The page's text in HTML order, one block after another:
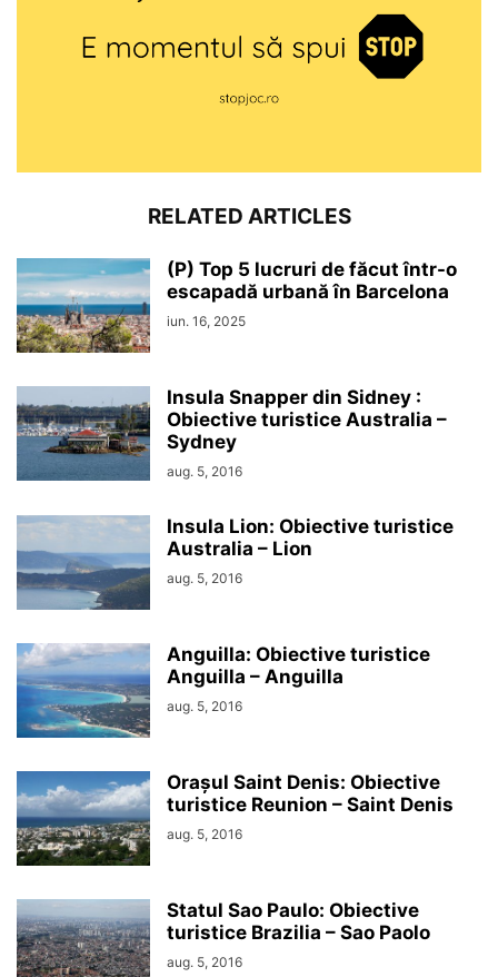
RELATED ARTICLES
(P) Top 5 lucruri de făcut într-o
escapadă urbană în Barcelona
iun. 16, 2025
Insula Snapper din Sidney :
Obiective turistice Australia –
Sydney
aug. 5, 2016
Insula Lion: Obiective turistice
Australia – Lion
aug. 5, 2016
Anguilla: Obiective turistice
Anguilla – Anguilla
aug. 5, 2016
Orașul Saint Denis: Obiective
turistice Reunion – Saint Denis
aug. 5, 2016
Statul Sao Paulo: Obiective
turistice Brazilia – Sao Paolo
aug. 5, 2016